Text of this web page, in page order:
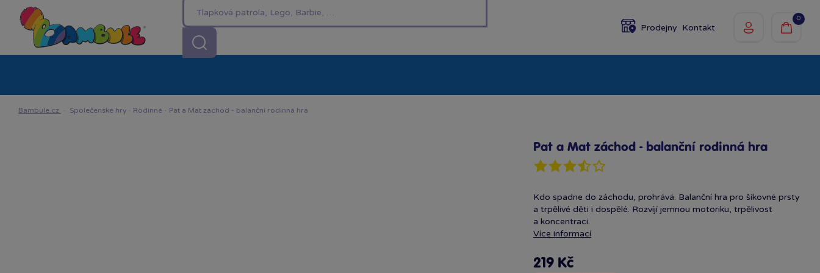
Prodejny Kontakt
0
Bambule.cz · Společenské hry · Rodinné · Pat a Mat záchod - balanční rodinná hra
Pat a Mat záchod - balanční rodinná hra
Kdo spadne do záchodu, prohrává. Balanční hra pro šikovné prsty
a trpělivé děti i dospělé. Rozvíjí jemnou motoriku, trpělivost
a koncentraci.
Více informací
219 Kč